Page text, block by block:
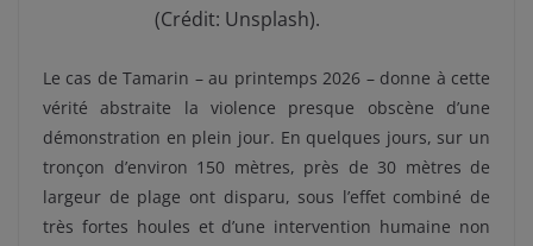
(Crédit: Unsplash).
Le cas de Tamarin – au printemps 2026 – donne à cette
vérité abstraite la violence presque obscène d’une
démonstration en plein jour. En quelques jours, sur un
tronçon d’environ 150 mètres, près de 30 mètres de
largeur de plage ont disparu, sous l’effet combiné de
très fortes houles et d’une intervention humaine non